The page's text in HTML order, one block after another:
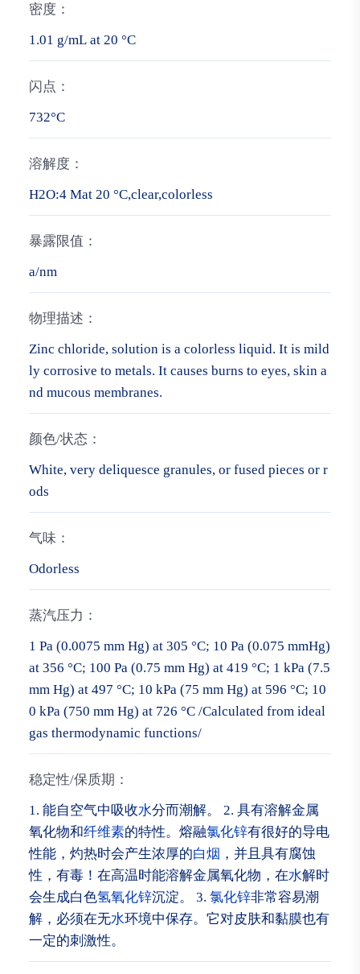
密度：
1.01 g/mL at 20 °C
闪点：
732°C
溶解度：
H2O:4 Mat 20 °C,clear,colorless
暴露限值：
a/nm
物理描述：
Zinc chloride, solution is a colorless liquid. It is mild
ly corrosive to metals. It causes burns to eyes, skin a
nd mucous membranes.
颜色/状态：
White, very deliquesce granules, or fused pieces or r
ods
气味：
Odorless
蒸汽压力：
1 Pa (0.0075 mm Hg) at 305 °C; 10 Pa (0.075 mmHg)
at 356 °C; 100 Pa (0.75 mm Hg) at 419 °C; 1 kPa (7.5
mm Hg) at 497 °C; 10 kPa (75 mm Hg) at 596 °C; 10
0 kPa (750 mm Hg) at 726 °C /Calculated from ideal
gas thermodynamic functions/
稳定性/保质期：
1. 能自空气中吸收水分而潮解。 2. 具有溶解金属
氧化物和纤维素的特性。熔融氯化锌有很好的导电
性能，灼热时会产生浓厚的白烟 ，并且具有腐蚀
性，有毒！在高温时能溶解金属氧化物，在水解时
会生成白色氢氧化锌沉淀。 3. 氯化锌非常容易潮
解，必须在无水环境中保存。它对皮肤和黏膜也有
一定的刺激性。